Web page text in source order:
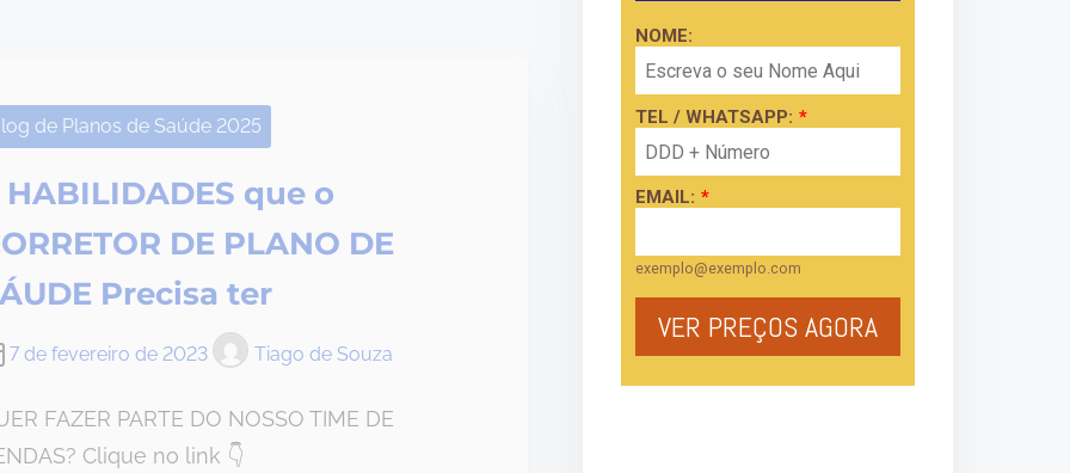
de Planos de Saúde 2025
HABILIDADES que o
DE PLANO DE
Precisa ter
7 de fevereiro de 2023 Tiago de Souza
FAZER PARTE DO NOSSO TIME DE
Clique no link 👇